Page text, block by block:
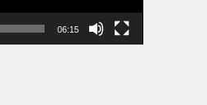
06:15